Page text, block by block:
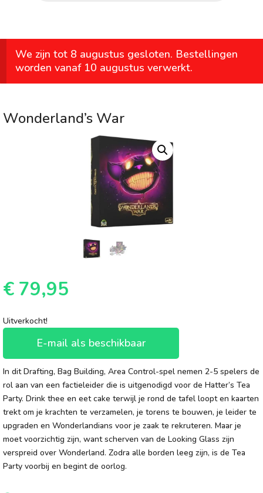
We zijn tot 8 augustus gesloten. Bestellingen
worden vanaf 10 augustus verwerkt.
Wonderland’s War
€ 79,95
Uitverkocht!
E-mail als beschikbaar
In dit Drafting, Bag Building, Area Control-spel nemen 2-5 spelers de
rol aan van een factieleider die is uitgenodigd voor de Hatter’s Tea
Party. Drink thee en eet cake terwijl je rond de tafel loopt en kaarten
trekt om je krachten te verzamelen, je torens te bouwen, je leider te
upgraden en Wonderlandians voor je zaak te rekruteren. Maar je
moet voorzichtig zijn, want scherven van de Looking Glass zijn
verspreid over Wonderland. Zodra alle borden leeg zijn, is de Tea
Party voorbij en begint de oorlog.